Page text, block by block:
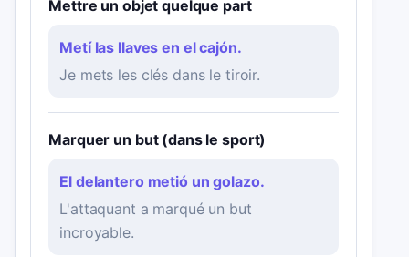
Mettre un objet quelque part
Metí las llaves en el cajón.
Je mets les clés dans le tiroir.
Marquer un but (dans le sport)
El delantero metió un golazo.
L'attaquant a marqué un but
incroyable.